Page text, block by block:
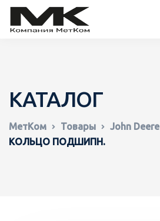
КАТАЛОГ
МетКом Товары John Deere
КОЛЬЦО ПОДШИПН.